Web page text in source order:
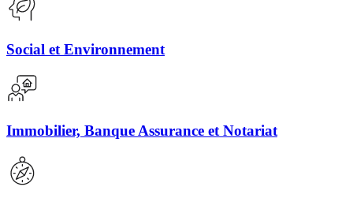
Social et Environnement
Immobilier, Banque Assurance et Notariat